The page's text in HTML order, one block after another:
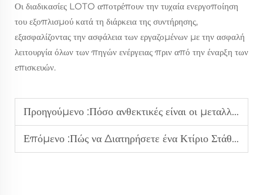
Οι διαδικασίες LOTO αποτρέπουν την τυχαία ενεργοποίηση
του εξοπλισμού κατά τη διάρκεια της συντήρησης,
εξασφαλίζοντας την ασφάλεια των εργαζομένων με την ασφαλή
λειτουργία όλων των πηγών ενέργειας πριν από την έναρξη των
επισκευών.
Προηγούμενο :Πόσο ανθεκτικές είναι οι μεταλλικές κατασκευές σε σκληρές καιρικές συνθήκες;
Επόμενο :Πώς να Διατηρήσετε ένα Κτίριο Στάθμευσης με Χαλύβδινη Δομή για Μεγαλύτερη Διάρκεια Ζωής;